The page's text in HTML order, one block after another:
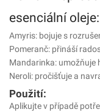
esenciální oleje:
Amyris: bojuje s
Pomeranč: přináší
Mandarinka: umožňuje
Neroli: pročišťuje a
Použití:
Aplikujte v případě